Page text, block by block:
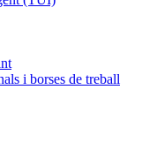
i borses de treball